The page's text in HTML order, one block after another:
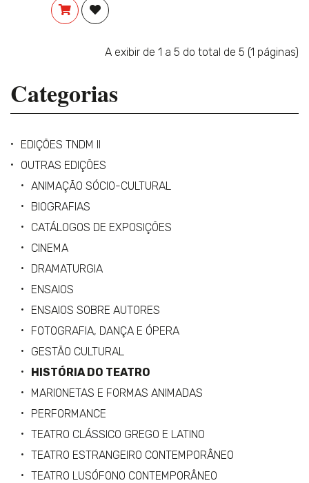
COMPRARADICIONAR À LISTA DE DESEJOS
A exibir de 1 a 5 do total de 5 (1 páginas)
Categorias
EDIÇÕES TNDM II
OUTRAS EDIÇÕES
ANIMAÇÃO SÓCIO-CULTURAL
BIOGRAFIAS
CATÁLOGOS DE EXPOSIÇÕES
CINEMA
DRAMATURGIA
ENSAIOS
ENSAIOS SOBRE AUTORES
FOTOGRAFIA, DANÇA E ÓPERA
GESTÃO CULTURAL
HISTÓRIA DO TEATRO
MARIONETAS E FORMAS ANIMADAS
PERFORMANCE
TEATRO CLÁSSICO GREGO E LATINO
TEATRO ESTRANGEIRO CONTEMPORÂNEO
TEATRO LUSÓFONO CONTEMPORÂNEO